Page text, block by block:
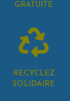
GRATUITE
RECYCLEZ
SOLIDAIRE